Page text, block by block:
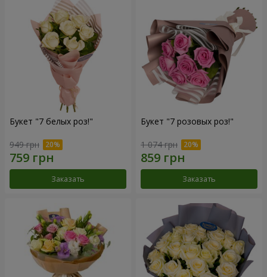
Букет "7 белых роз!"
949 грн
Заказать
Букет "7 розовых роз!"
1 074 грн
Заказать